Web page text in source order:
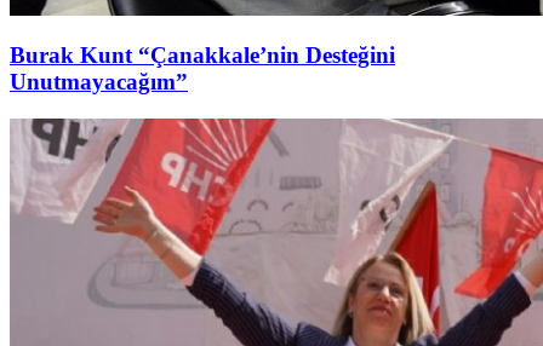
Burak Kunt “Çanakkale’nin Desteğini
Unutmayacağım”